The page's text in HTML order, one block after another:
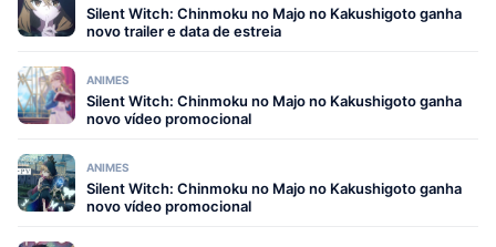
Silent Witch: Chinmoku no Majo no Kakushigoto ganha
novo trailer e data de estreia
ANIMES
Silent Witch: Chinmoku no Majo no Kakushigoto ganha
novo vídeo promocional
ANIMES
Silent Witch: Chinmoku no Majo no Kakushigoto ganha
novo vídeo promocional